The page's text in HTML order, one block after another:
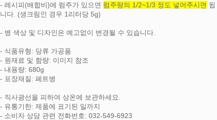
- 레시피(배합비)에 럼주가 있으면 럼주량의 1/2~1/3 정도 넣어주시면 됩
니다. (생크림인 경우 1리터당 5g)
- 병 색상 및 디자인은 예고없이 변경될 수 있습니다.
- 식품유형: 당류 가공품
- 원재료 및 함량: 이미지 참조
- 내용량: 680g
- 포장재질: 페트병
- 직사광선을 피하여 상온에 보관하세요.
- 유통기한: 제품에 표기된 일까지
- 소비자 상담 관련 전화번호: 032-549-6923